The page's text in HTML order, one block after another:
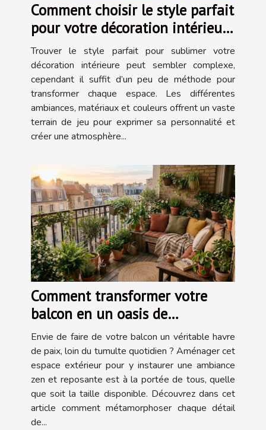
Comment choisir le style parfait
pour votre décoration intérieure
?
Trouver le style parfait pour sublimer votre
décoration intérieure peut sembler complexe,
cependant il suffit d’un peu de méthode pour
transformer chaque espace. Les différentes
ambiances, matériaux et couleurs offrent un vaste
terrain de jeu pour exprimer sa personnalité et
créer une atmosphère...
Comment transformer votre
balcon en un oasis de
tranquillité?
Envie de faire de votre balcon un véritable havre
de paix, loin du tumulte quotidien ? Aménager cet
espace extérieur pour y instaurer une ambiance
zen et reposante est à la portée de tous, quelle
que soit la taille disponible. Découvrez dans cet
article comment métamorphoser chaque détail
de...